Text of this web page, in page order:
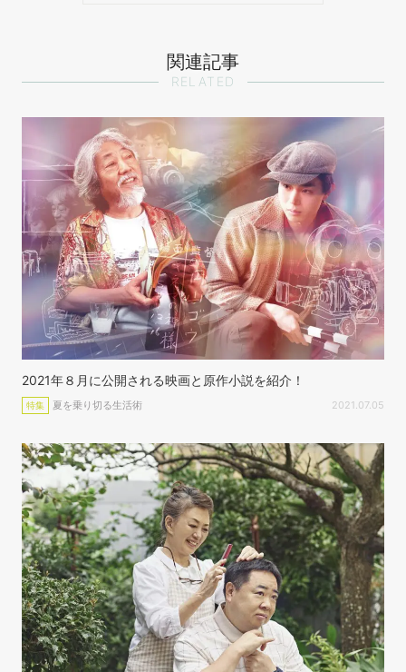
関連記事
RELATED
2021年８月に公開される映画と原作小説を紹介！
特集 夏を乗り切る生活術 2021.07.05